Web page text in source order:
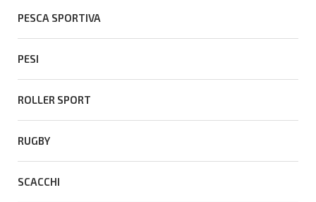
PESCA SPORTIVA
PESI
ROLLER SPORT
RUGBY
SCACCHI